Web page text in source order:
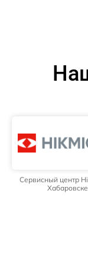
Сервисный центр
Хабаровске